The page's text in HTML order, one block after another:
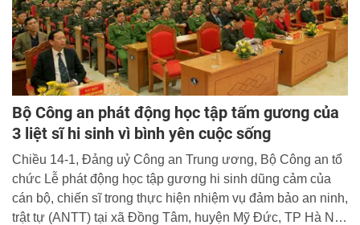
nghị.
Bộ Công an phát động học tập tấm gương của
3 liệt sĩ hi sinh vì bình yên cuộc sống
Chiều 14-1, Đảng uỷ Công an Trung ương, Bộ Công an tổ
chức Lễ phát động học tập gương hi sinh dũng cảm của
cán bộ, chiến sĩ trong thực hiện nhiệm vụ đảm bảo an ninh,
trật tự (ANTT) tại xã Đồng Tâm, huyện Mỹ Đức, TP Hà Nội